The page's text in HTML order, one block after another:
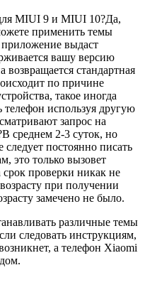
MIUI 9 и MIUI 10?Да,
применить темы
выдаст
вашу версию
стандартная
по причине
такое иногда
телефон используя другую
запрос на
среднем 2-3 суток, но
постоянно писать
это только вызовет
проверки никак не
при получении
замечено не было.
различные темы
следовать инструкциям,
а телефон Xiaomi